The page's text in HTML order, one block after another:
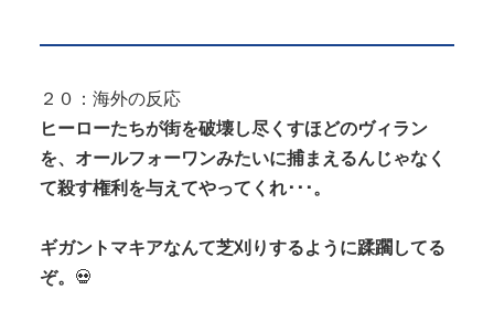
２０：海外の反応
ヒーローたちが街を破壊し尽くすほどのヴィラン
を、オールフォーワンみたいに捕まえるんじゃなく
て殺す権利を与えてやってくれ･･･。
ギガントマキアなんて芝刈りするように蹂躙してる
ぞ。 💀